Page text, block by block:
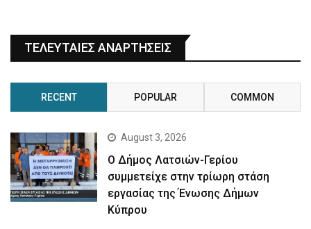
ΤΕΛΕΥΤΑΙΕΣ ΑΝΑΡΤΗΣΕΙΣ
RECENT POPULAR COMMON
August 3, 2026
Ο Δήμος Λατσιών-Γερίου
συμμετείχε στην τρίωρη στάση
εργασίας της Ένωσης Δήμων
Κύπρου